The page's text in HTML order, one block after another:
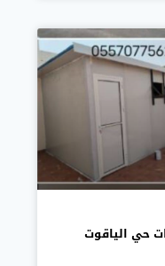
حي الياقوت